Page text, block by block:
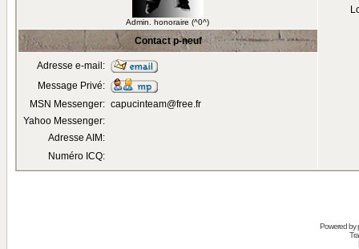
Admin. honoraire (^0^)
Contact p-neuf
Adresse e-mail:
Message Privé:
MSN Messenger: capucinteam@free.fr
Yahoo Messenger:
Adresse AIM:
Numéro ICQ:
Powered by